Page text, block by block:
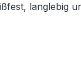
langlebig